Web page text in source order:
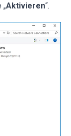
„Aktivieren“.